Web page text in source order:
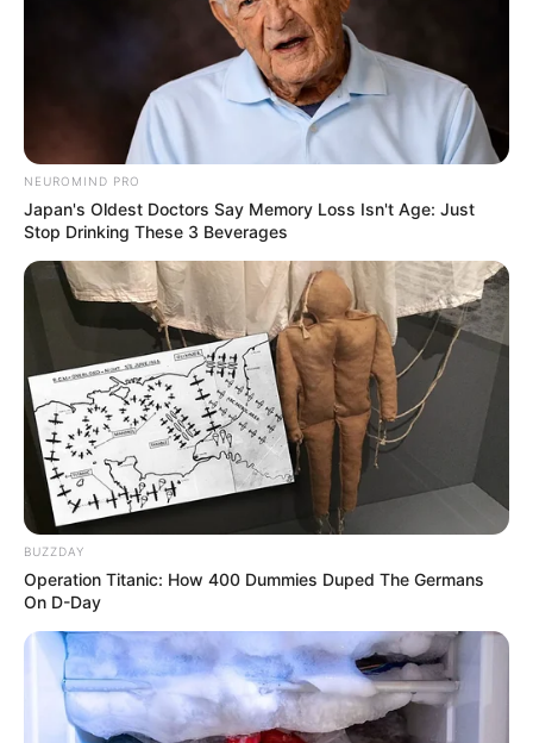
NEUROMIND PRO
Japan's Oldest Doctors Say Memory Loss Isn't Age: Just
Stop Drinking These 3 Beverages
BUZZDAY
Operation Titanic: How 400 Dummies Duped The Germans
On D-Day